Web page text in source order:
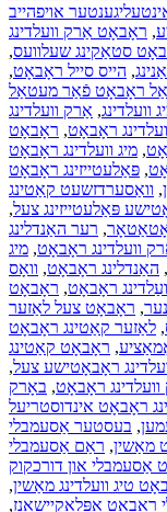
אויפהייב
, ראָבאָט אַרק וועלדינג
סטאַקינג שעלוועס,
, הייס סייל ראָבאָט,
ראָבאָט פֿאַר מעטאַל
וועלדינג, אַרק וועלדינג
, ראָבאָט
, מיג וועלדינג ראָבאָט
, פּאַלעטייזינג ראָבאָט
, וואַסערדזשעט קאַטינג
פּאַלעטייזינג צעל,
, רער האַנדלינג
וועלדינג ראָבאָט, מיג
, האַנדלינג ראָבאָט, וואָס
ראָבאָט, ראָבאָט
, ראָבאָט צעל לאַזער
, לאַזער קאַטינג ראָבאָט
, ראָבאָט קאַטינג
ראָבאָטישע צעל,
, באָרק
ראָבאָט אינדוסטריעל
, בעסטער אַסעמבלי
מאַשין, ראַם אַסעמבלי
אַסעמבלי און דורכקוק
טיג וועלדינג מאַשין,
ראָבאָט אַפּלאַקיישאַנז,